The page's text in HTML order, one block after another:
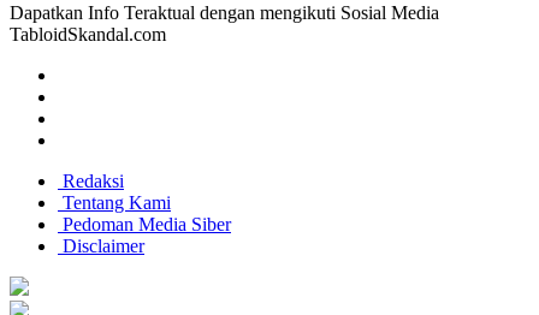
Dapatkan Info Teraktual dengan mengikuti Sosial Media
TabloidSkandal.com
Redaksi
Tentang Kami
Pedoman Media Siber
Disclaimer